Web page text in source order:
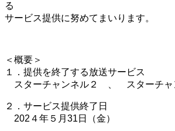
る
サービス提供に努めてまいります。
＜概要＞
１．提供を終了する放送サービス
スターチャンネル２ 、 スターチャ
２．サービス提供終了日
202４年５月31日（金）